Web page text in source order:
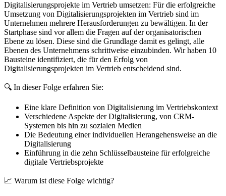
Digitalisierungsprojekte im Vertrieb umsetzen: Für die erfolgreiche
Umsetzung von Digitalisierungsprojekten im Vertrieb sind im
Unternehmen mehrere Herausforderungen zu bewältigen. In der
Startphase sind vor allem die Fragen auf der organisatorischen
Ebene zu lösen. Diese sind die Grundlage damit es gelingt, alle
Ebenen des Unternehmens schrittweise einzubinden. Wir haben 10
Bausteine identifiziert, die für den Erfolg von
Digitalisierungsprojekten im Vertrieb entscheidend sind.
🔍 In dieser Folge erfahren Sie:
Eine klare Definition von Digitalisierung im Vertriebskontext
Verschiedene Aspekte der Digitalisierung, von CRM-
Systemen bis hin zu sozialen Medien
Die Bedeutung einer individuellen Herangehensweise an die
Digitalisierung
Einführung in die zehn Schlüsselbausteine für erfolgreiche
digitale Vertriebsprojekte
📈 Warum ist diese Folge wichtig?